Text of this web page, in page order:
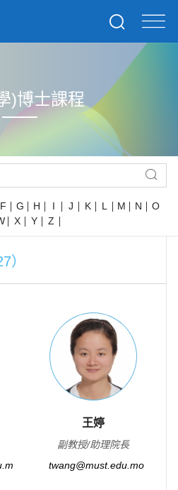
)博士課程
F G H I J K L M N
O
X Y Z
）
王婷
副教授/助理院長
twang@must.edu.mo